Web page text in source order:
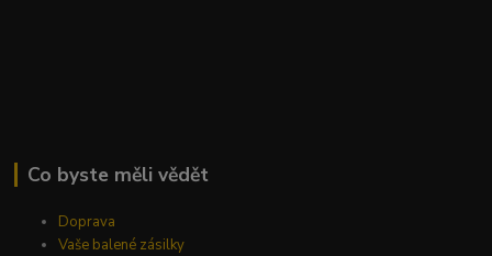
Co byste měli vědět
Doprava
Vaše balené zásilky